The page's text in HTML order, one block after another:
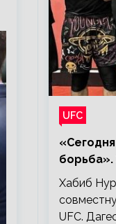
UFC
борьба».
Хабиб
UFC.